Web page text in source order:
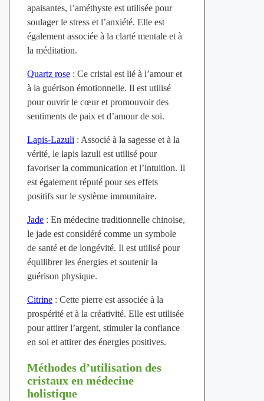
apaisantes, l’améthyste est utilisée pour
soulager le stress et l’anxiété. Elle est
également associée à la clarté mentale et à
la méditation.
Quartz rose: Ce cristal est lié à l’amour et
à la guérison émotionnelle. Il est utilisé
pour ouvrir le cœur et promouvoir des
sentiments de paix et d’amour de soi.
Lapis-Lazuli : Associé à la sagesse et à la
vérité, le lapis lazuli est utilisé pour
favoriser la communication et l’intuition. Il
est également réputé pour ses effets
positifs sur le système immunitaire.
Jade: En médecine traditionnelle chinoise,
le jade est considéré comme un symbole
de santé et de longévité. Il est utilisé pour
équilibrer les énergies et soutenir la
guérison physique.
Citrine: Cette pierre est associée à la
prospérité et à la créativité. Elle est utilisée
pour attirer l’argent, stimuler la confiance
en soi et attirer des énergies positives.
Méthodes d’utilisation des
cristaux en médecine
holistique